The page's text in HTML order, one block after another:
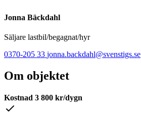
Jonna Bäckdahl
Säljare lastbil/begagnat/hyr
0370-205 33 jonna.backdahl@svenstigs.se
Om objektet
Kostnad 3 800 kr/dygn